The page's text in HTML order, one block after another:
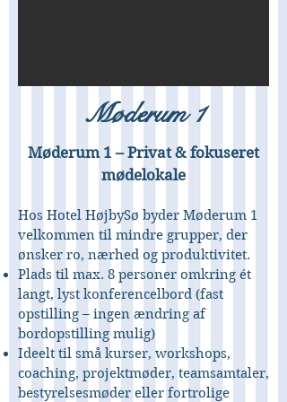
Møderum 1
Møderum 1 – Privat & fokuseret
mødelokale
Hos Hotel HøjbySø byder Møderum 1
velkommen til mindre grupper, der
ønsker ro, nærhed og produktivitet.
Plads til max. 8 personer omkring ét
langt, lyst konferencelbord (fast
opstilling – ingen ændring af
bordopstilling mulig)
Ideelt til små kurser, workshops,
coaching, projektmøder, teamsamtaler,
bestyrelsesmøder eller fortrolige